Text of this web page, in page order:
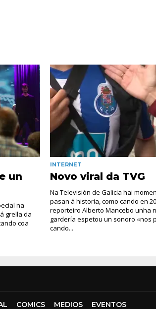
un
na
grella da
coa
INTERNET
Novo viral da TVG
Na Televisión de Galicia hai
pasan á historia, como cando en
reporteiro Alberto Mancebo unha
gardería espetou un sonoro «nos
cando...
COMICS MEDIOS EVENTOS